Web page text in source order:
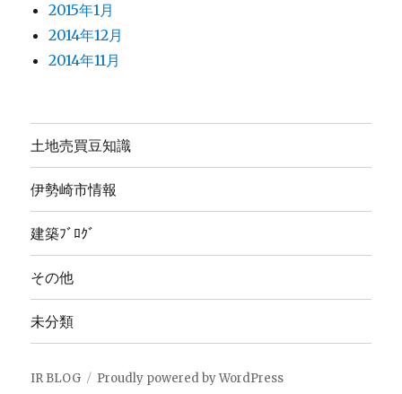
2015年1月
2014年12月
2014年11月
土地売買豆知識
伊勢崎市情報
建築ﾌﾞﾛｸﾞ
その他
未分類
IR BLOG Proudly powered by WordPress